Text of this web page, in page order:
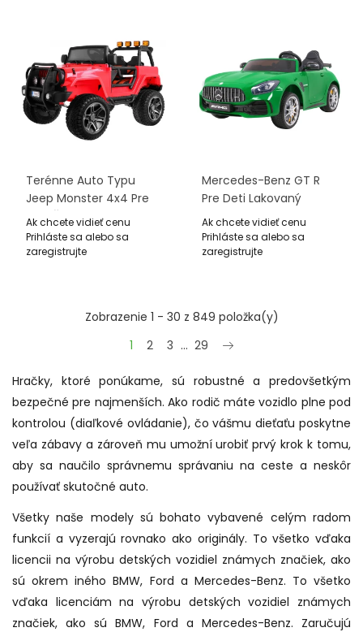
Terénne Auto Typu
Jeep Monster 4x4 Pre
Deti Červený +
Diaľkové Ovládanie +
Nastaviteľné Sedadlo +
Ak chcete vidieť cenu
Prihláste sa alebo sa
zaregistrujte
Mercedes-Benz GT R
Pre Deti Lakovaný
Zelený + Pohon 4x4 +
Vetráčik + Diaľkové
Ovládanie + EVA + MP3
Ak chcete vidieť cenu
Prihláste sa alebo sa
zaregistrujte
Zobrazenie 1 - 30 z 849 položka(y)
1
2 3 … 29 Ďalšie
Hračky, ktoré ponúkame, sú robustné a predovšetkým
bezpečné pre najmenších. Ako rodič máte vozidlo plne pod
kontrolou (diaľkové ovládanie), čo vášmu dieťaťu poskytne
veľa zábavy a zároveň mu umožní urobiť prvý krok k tomu,
aby sa naučilo správnemu správaniu na ceste a neskôr
používať skutočné auto.
Všetky naše modely sú bohato vybavené celým radom
funkcií a vyzerajú rovnako ako originály. To všetko vďaka
licencii na výrobu detských vozidiel známych značiek, ako
sú okrem iného BMW, Ford a Mercedes-Benz. To všetko
vďaka licenciám na výrobu detských vozidiel známych
značiek, ako sú BMW, Ford a Mercedes-Benz. Zaručujú